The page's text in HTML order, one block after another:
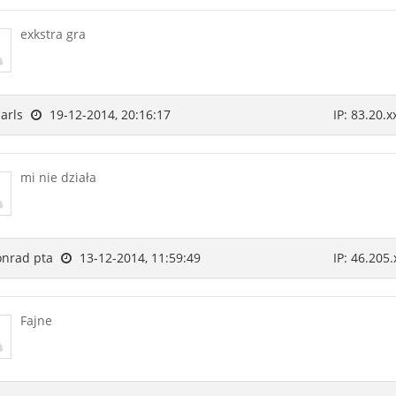
exkstra gra
19-12-2014, 20:16:17 IP:
mi nie działa
pta 13-12-2014, 11:59:49 IP:
Fajne